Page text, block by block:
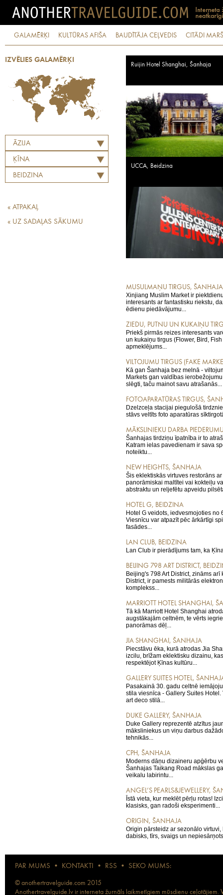
GALAMĒRĶI KULTŪRAS AFIŠA BAUDĪTĀJA CEĻVEDIS CITĀDI
IZVĒLIES GALAMĒRĶI
ĀZIJA
ĶĪNA
BEIDZINA
« ATPAKAĻ
« UZ SADAĻAS SĀKUMU
Ruijin Hotel Shanghai, Šanhaja
UCCA, Beidzina
MUSULMAŅU TIRGUS, ŠANHAJA
Xinjiang Muslim Market ir
interesants ar fantastisku riekstu,
ēdienu piedāvājumu...
ZIEDU, PUTNU UN KUKAIŅU
Priekš pirmās reizes interesants
un kukaiņu tirgus (Flower, Bird,
apmeklējums...
VILTOJUMU TIRGUS (FAKE
Kā gan Šanhaja bez melnā -
Markets gan valdības
slēgti, taču mainot savu atrašanās...
FOTOAPARATŪRAS TIRGUS,
Dzelzceļa stacijai piegulošā
stāvs veltīts foto aparatūras
MĀKSLINIEKU DARBA
Šanhajas tirdziņu īpatnība ir to
Katram ielas pavedienam ir sava
noteiktu...
NEW HEIGHTS, ŠANHAJA
Šis eklektiskās virtuves restorāns
panorāmiskai maltītei vai kokteiļu
abstraktu un reljefētu apveidu
HOTEL G, BEIDZINA
Hotel G veidots, iedvesmojoties no
Viesnīcu var atpazīt pēc ārkārtīgi
fasādes...
LAN CLUB, BEIDZINA
Lan Club ir pierādījums tam, ka
BEIJING 798 ART DISTRICT,
Beijing's 798 Art District, zināms arī
District, ir pamests militārās
komplekss...
MARRIOTT HOTEL SHANGHAI,
Tā kā Marriott Hotel Shanghai
augstākajām celtnēm, te vērts
panorāmas dēļ...
JIA SHANGHAI, ŠANHAJA
Piecstāvu ēka, kurā atrodas Jia
izcilu, brīžam eklektisku dizainu,
respektējot Ķīnas kultūru...
GALLERY SUITES HOTEL,
Pasakainā 30. gadu celtnē
stila viesnīca - Gallery Suites
art deco stilā...
DUKE GALLERY, ŠANHAJA
Duke Gallery reprezentē atzītus
māksliniekus un viņu darbus
tehnikās...
CPH, ŠANHAJA
Moderns dāņu dizaineru apģērbu
Šanhajas Taikang Road mākslas
veikalu labirintu...
ANGEL’S PEARLS&JEWELLERY,
Īstā vieta, kur meklēt pērļu rotas!
klasisks, gan radoši eksperimenti...
ORIGIN, ŠANHAJA
Origin pārsteidz ar sezonālo virtuvi,
dabisks, tīrs, svaigs un
PAR MUMS • KONTAKTI • RSS • SEKO MUMS:
© anothertravelguide.com 2015
Anothertravelguide.lv ir interneta žurnāls laikmetīgiem mūsdienu